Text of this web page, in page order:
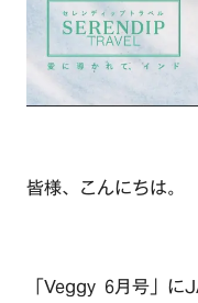
皆様、こんにちは。
「Veggy 6月号」に